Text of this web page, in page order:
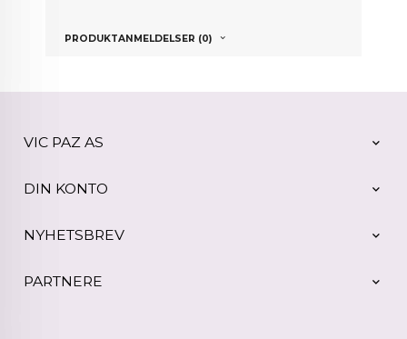
PRODUKTANMELDELSER (0)
VIC PAZ AS
DIN KONTO
NYHETSBREV
PARTNERE